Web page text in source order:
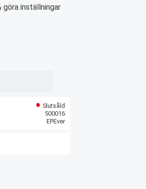
göra inställningar
Slutsåld
500016
EPEver